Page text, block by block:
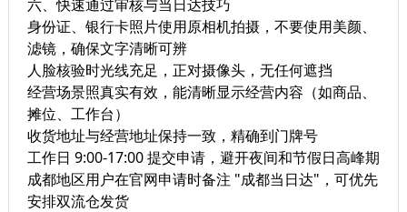
六、快速通过审核与当日达技巧
身份证、银行卡照片使用原相机拍摄，不要使用美颜、
滤镜，确保文字清晰可辨
人脸核验时光线充足，正对摄像头，无任何遮挡
经营场景照真实有效，能清晰显示经营内容（如商品、
摊位、工作台）
收货地址与经营地址保持一致，精确到门牌号
工作日 9:00-17:00 提交申请，避开夜间和节假日高峰期
成都地区用户在官网申请时备注 "成都当日达"，可优先
安排双流仓发货